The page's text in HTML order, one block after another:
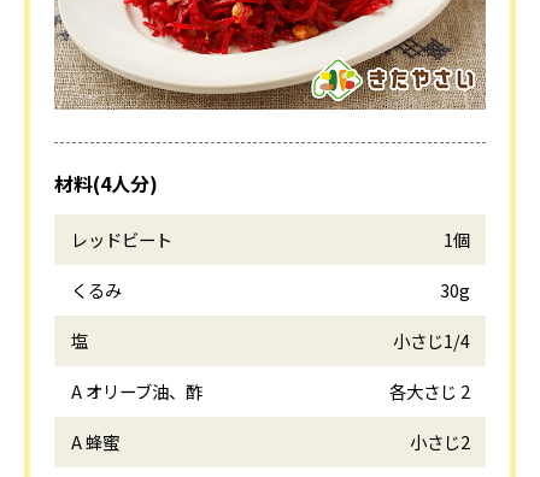
材料(4人分)
レッドビート
1個
くるみ
30g
塩
小さじ1/4
A オリーブ油、酢
各大さじ 2
A 蜂蜜
小さじ2